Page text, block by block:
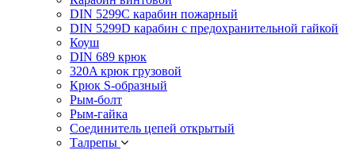
DIN 5299C карабин пожарный
DIN 5299D карабин с предохранительной гайкой
Коуш
DIN 689 крюк
320A крюк грузовой
Крюк S-образный
Рым-болт
Рым-гайка
Соединитель цепей открытый
Талрепы